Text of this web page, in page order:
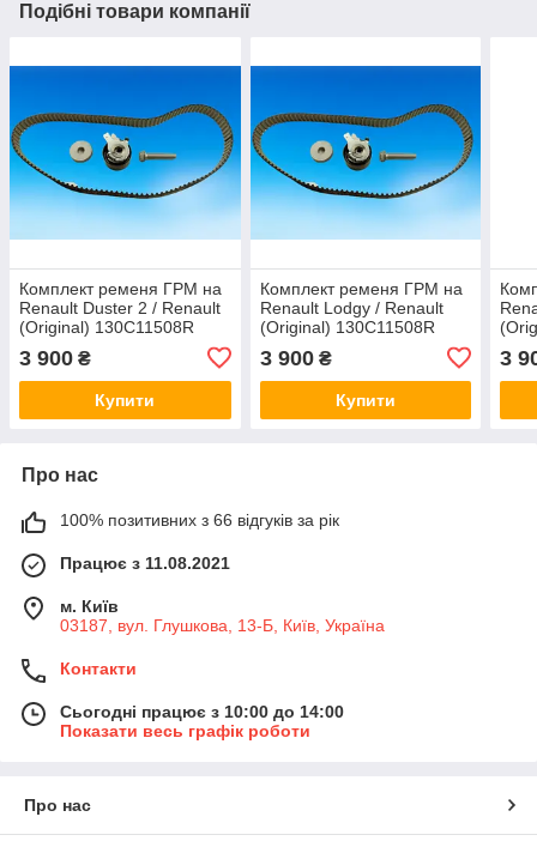
Подібні товари компанії
Комплект ременя ГРМ на
Renault Duster 2 / Renault
(Original) 130C11508R
3 900 ₴
Купити
Комплект ременя ГРМ на
Renault Lodgy / Renault
(Original) 130C11508R
3 900₴
Купити
3
Про нас
100% позитивних з 66 відгуків за рік
Працює з 11.08.2021
м. Київ
03187, вул. Глушкова, 13-Б, Київ, Україна
Контакти
Сьогодні працює з 10:00 до 14:00
Показати весь графік роботи
Про нас